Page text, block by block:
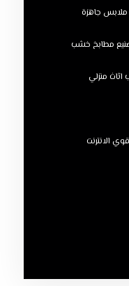
ملابس جاهزة
مطابخ خشب
اثاث منزلي
الانترنت